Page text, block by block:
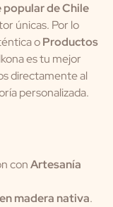
popular de Chile
únicas. Por lo
oProductos
es tu mejor
directamente al
personalizada.
conArtesanía
madera nativa.